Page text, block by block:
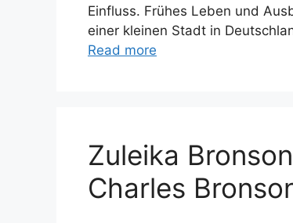
Einfluss. Frühes Leben und
einer kleinen Stadt in
Read more
Zuleika
Charles